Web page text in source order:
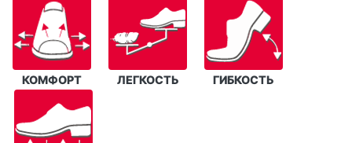
КОМФОРТ ЛЕГКОСТЬ ГИБКОСТЬ